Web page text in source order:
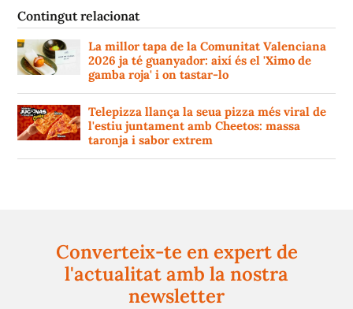
Contingut relacionat
La millor tapa de la Comunitat Valenciana
2026 ja té guanyador: així és el 'Ximo de
gamba roja' i on tastar-lo
Telepizza llança la seua pizza més viral de
l'estiu juntament amb Cheetos: massa
taronja i sabor extrem
Converteix-te en expert de
l'actualitat amb la nostra
newsletter